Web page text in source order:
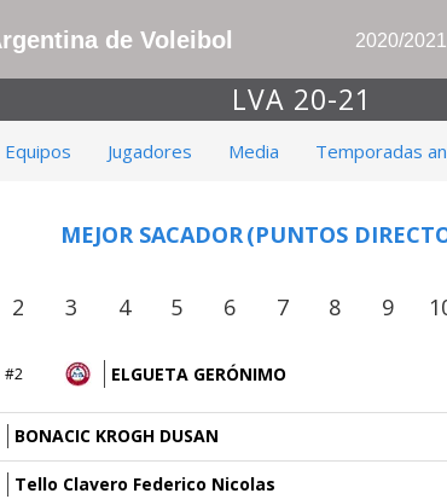
de Voleibol 2020/2021
LVA 20-21
Equipos Jugadores Media Temporadas
MEJOR SACADOR(PUNTOS
2 3 4 5 6 7 8 9
#2 ELGUETA GERÓNIMO
BONACIC KROGH DUSAN
Tello Clavero Federico Nicolas